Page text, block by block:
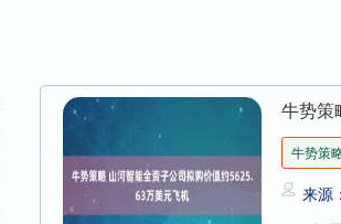
牛势策
牛势策
来源